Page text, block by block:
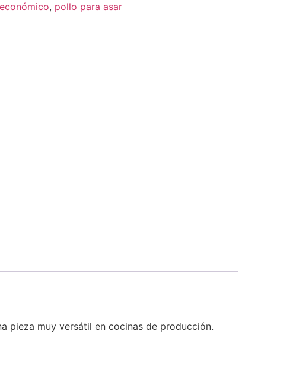
, pollo para asar
pieza muy versátil en cocinas de producción.